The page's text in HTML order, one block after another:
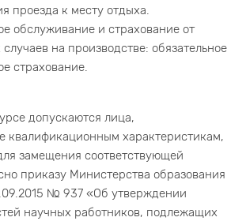
проезда к месту отдыха.
обслуживание и страхование от
на производстве: обязательное
страхование.
допускаются лица,
квалификационным характеристикам,
замещения соответствующей
приказу Министерства образования
№ 937 «Об утверждении
научных работников, подлежащих